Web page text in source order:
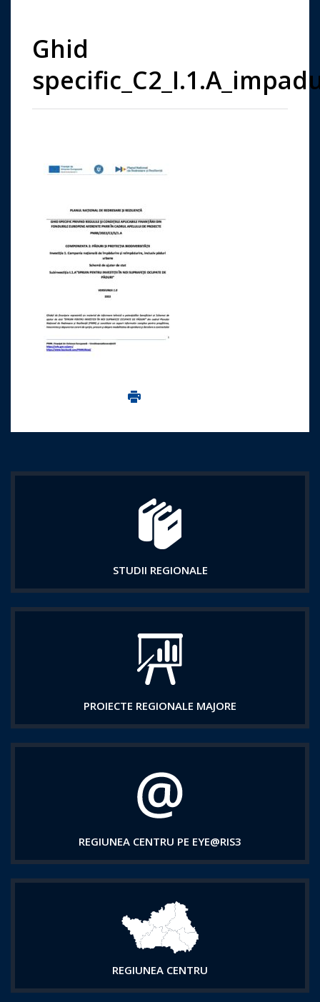
Ghid
Imprima aceasta pagina
STUDII REGIONALE
PROIECTE REGIONALE MAJORE
REGIUNEA CENTRU PE EYE@RIS3
REGIUNEA CENTRU